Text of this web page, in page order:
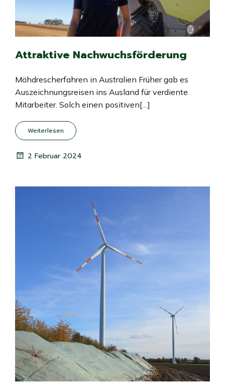
Attraktive Nachwuchsförderung
Mähdrescherfahren in Australien Früher gab es
Auszeichnungsreisen ins Ausland für verdiente
Mitarbeiter. Solch einen positiven[…]
Weiterlesen
2 Februar 2024